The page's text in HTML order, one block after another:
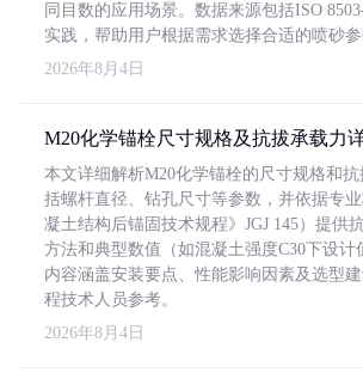
同目数的应用场景。数据来源包括ISO
实践，帮助用户根据需求选择合适的喷砂参
2026年8月4日
M20化学锚栓尺寸规格及抗拔承载力
本文详细解析M20化学锚栓的尺寸规格和
括螺杆直径、钻孔尺寸等参数，并依据专
凝土结构后锚固技术规程》JGJ 145）提供
方法和典型数值（如混凝土强度C30下设计
内容涵盖安装要点、性能影响因素及选型
程技术人员参考。
2026年8月4日